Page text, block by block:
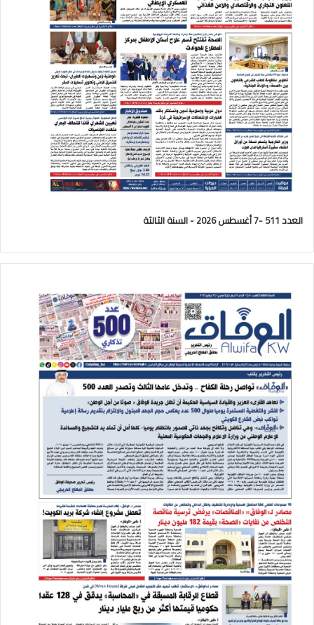
العدد 511 -7 أغسطس 2026 - السنة الثالثة